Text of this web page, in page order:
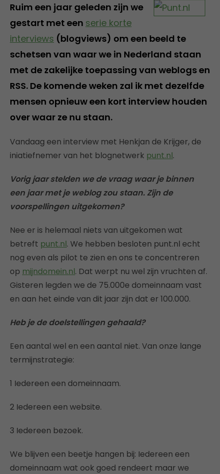
Ruim een jaar geleden zijn we
gestart met een serie korte
interviews (blogviews) om een beeld te
schetsen van waar we in Nederland staan
met de zakelijke toepassing van weblogs en
RSS. De komende weken zal ik met dezelfde
mensen opnieuw een kort interview houden
over waar ze nu staan.
Vandaag een interview met Henkjan de Krijger, de
iniatiefnemer van het blognetwerk punt.nl.
Vorig jaar stelden we de vraag waar je binnen
een jaar met je weblog zou staan. Zijn de
voorspellingen uitgekomen?
Nee er is helemaal niets van uitgekomen wat
betreft punt.nl. We hebben besloten punt.nl echt
nog even als pilot te zien en ons te concentreren
op mijndomein.nl. Dat werpt nu wel zijn vruchten af.
Gisteren legden we de 75.000e domeinnaam vast
en aan het einde van dit jaar zijn dat er 100.000.
Heb je de doelstellingen gehaald?
Een aantal wel en een aantal niet. Van onze lange
termijnstrategie:
1 Iedereen een domeinnaam.
2 Iedereen een website.
3 Iedereen bezoek.
We blijven een beetje hangen bij: Iedereen een
domeinnaam wat ook goed rendeert maar we